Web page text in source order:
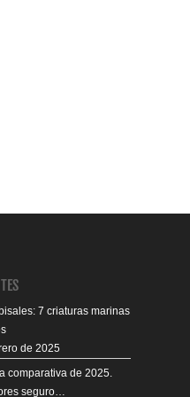
7 criaturas marinas
de 2025
comparativa de 2025.
seguro…